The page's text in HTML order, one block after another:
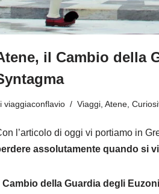
il Cambio della
viaggiaconflavio Viaggi Atene
l’articolo di oggi vi portiamo in
assolutamente quando si
Cambio della Guardia degli